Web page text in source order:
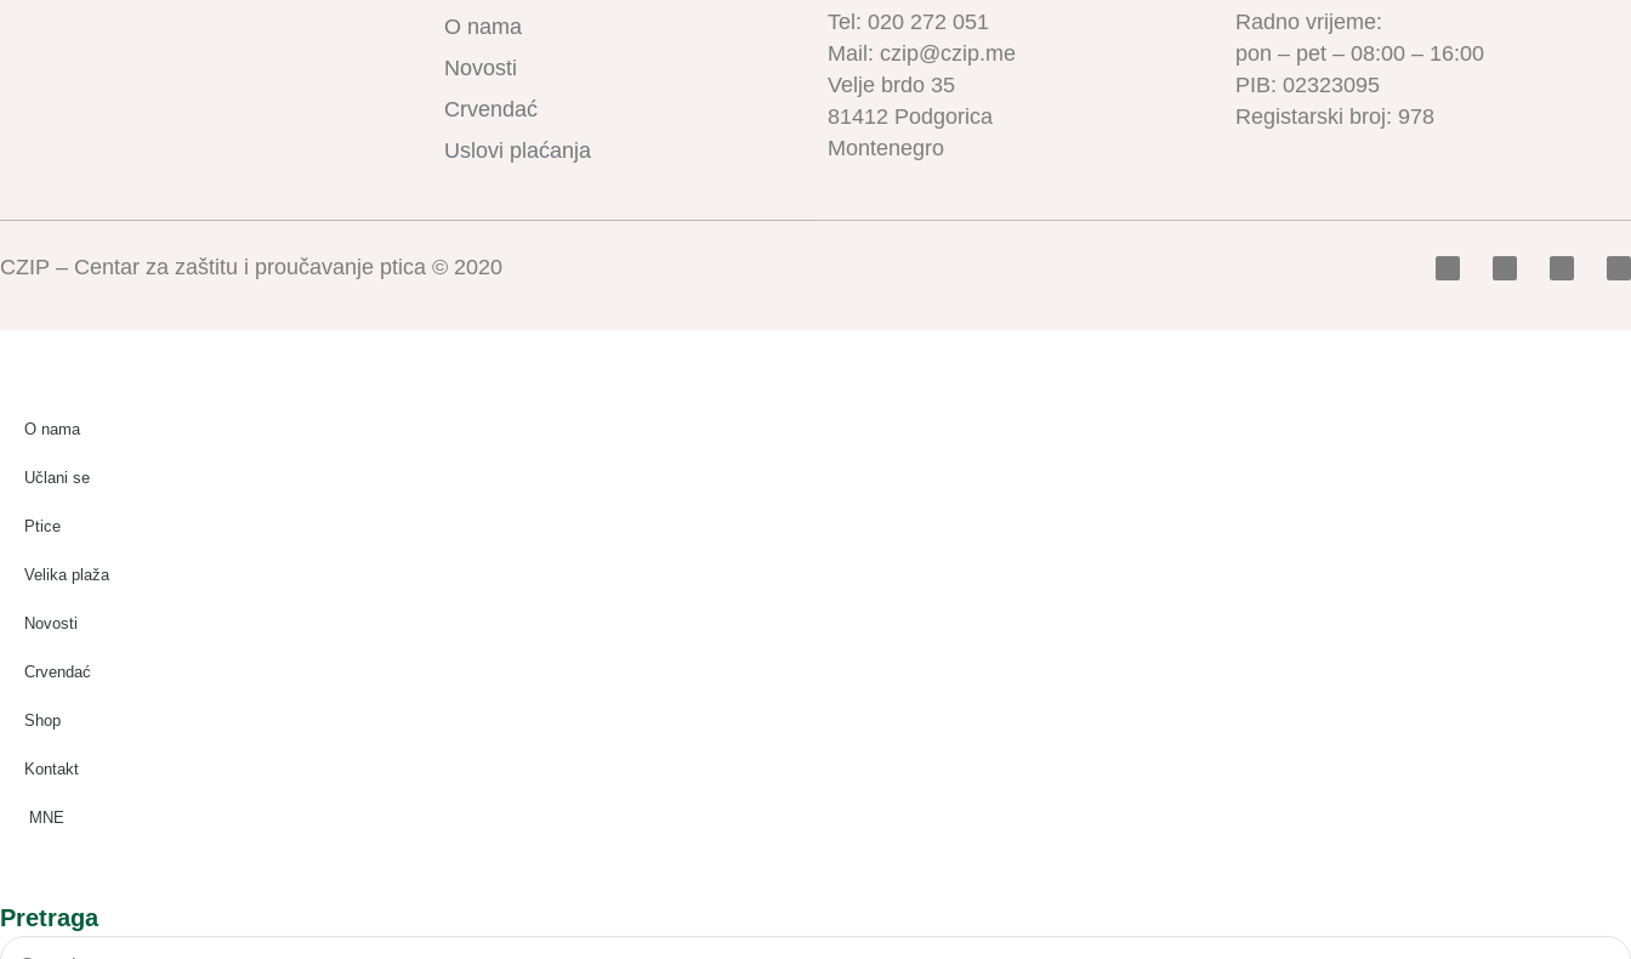
O nama
Novosti
Crvendać
Uslovi plaćanja
Tel: 020 272 051
Mail: czip@czip.me
Velje brdo 35
81412 Podgorica
Montenegro
Radno vrijeme:
pon – pet – 08:00 – 16:00
PIB: 02323095
Registarski broj: 978
CZIP – Centar za zaštitu i proučavanje ptica © 2020
O nama
Učlani se
Ptice
Velika plaža
Novosti
Crvendać
Shop
Kontakt
MNE
Pretraga